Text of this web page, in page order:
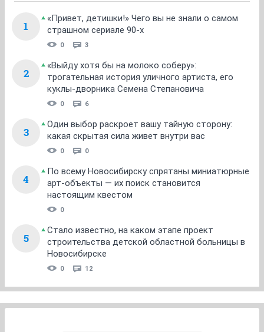
1
«Привет, детишки!» Чего вы не знали о самом
страшном сериале 90-х
0 3
2
«Выйду хотя бы на молоко соберу»:
трогательная история уличного артиста, его
куклы-дворника Семена Степановича
0 6
3
Один выбор раскроет вашу тайную сторону:
какая скрытая сила живет внутри вас
0 0
4
По всему Новосибирску спрятаны миниатюрные
арт-объекты — их поиск становится
настоящим квестом
0
5
Стало известно, на каком этапе проект
строительства детской областной больницы в
Новосибирске
0 12